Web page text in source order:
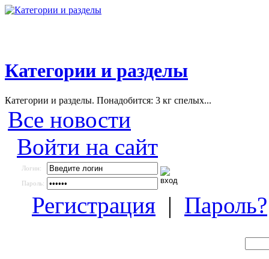
Категории и разделы
Категории и разделы. Понадобится: 3 кг спелых...
Все новости
Войти на сайт
Логин:
Пароль:
Регистрация | Пароль?